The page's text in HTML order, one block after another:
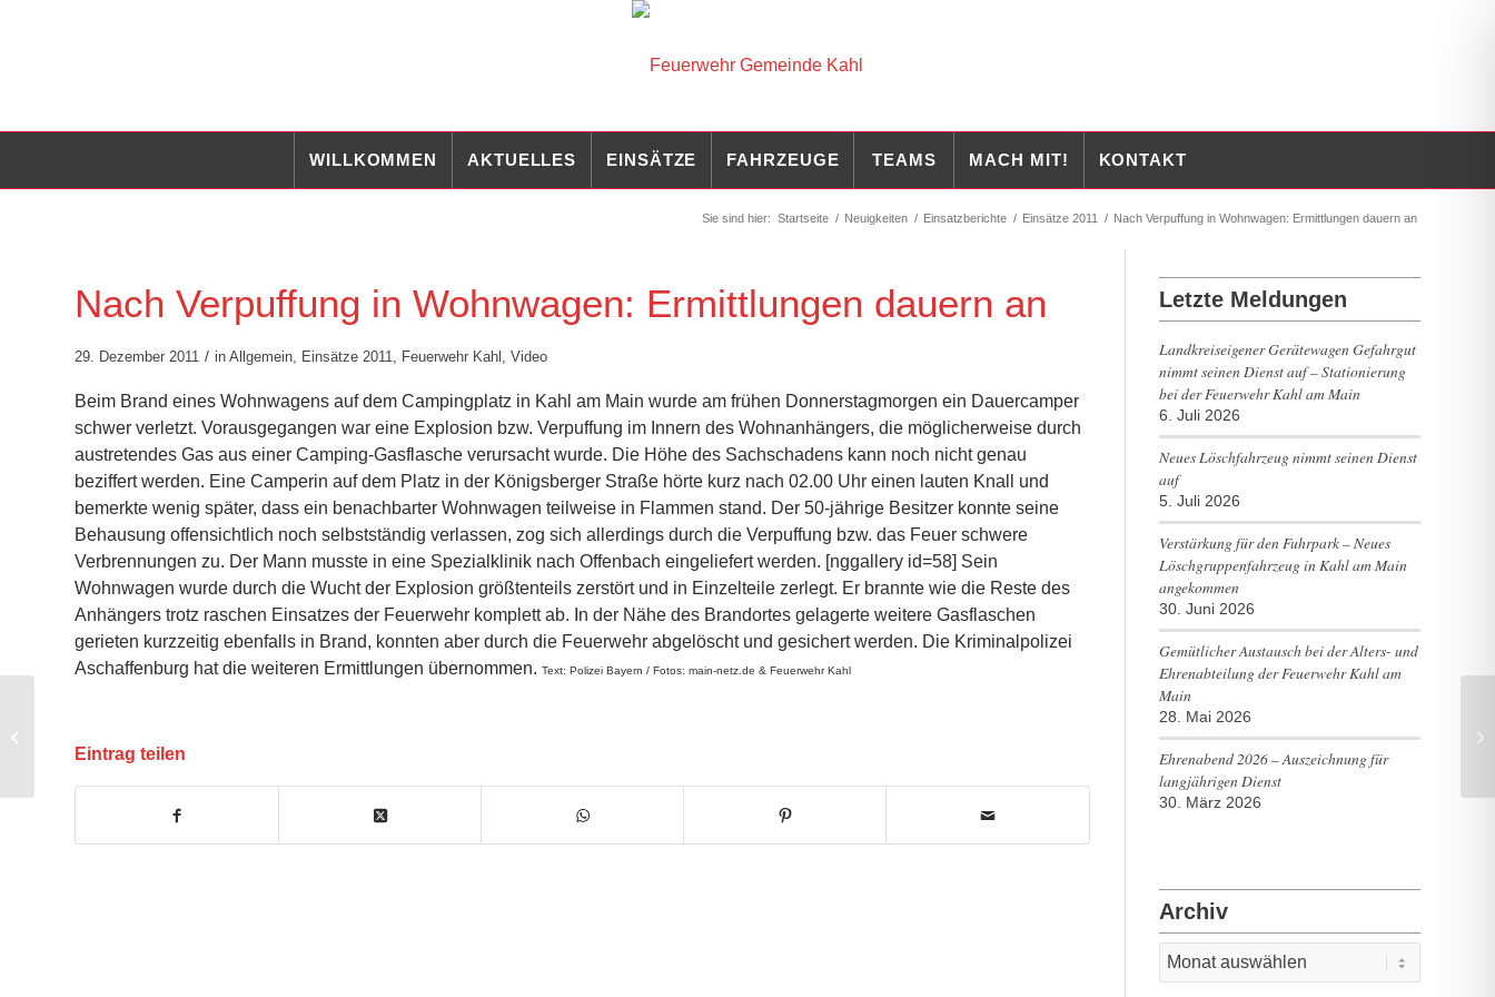
WILLKOMMEN AKTUELLES EINSÄTZE FAHRZEUGE TEAMS MACH MIT! KONTAKT
Sie sind hier: Startseite / Neuigkeiten / Einsatzberichte / Einsätze 2011 / Nach Verpuffung in Wohnwagen: Ermittlungen dauern an
Nach Verpuffung in Wohnwagen: Ermittlungen dauern an
29. Dezember 2011 / in Allgemein, Einsätze 2011, Feuerwehr Kahl , Video
Beim Brand eines Wohnwagens auf dem Campingplatz in Kahl am Main wurde am frühen Donnerstagmorgen ein Dauercamper
schwer verletzt. Vorausgegangen war eine Explosion bzw. Verpuffung im Innern des Wohnanhängers, die möglicherweise durch
austretendes Gas aus einer Camping-Gasflasche verursacht wurde. Die Höhe des Sachschadens kann noch nicht genau
beziffert werden. Eine Camperin auf dem Platz in der Königsberger Straße hörte kurz nach 02.00 Uhr einen lauten Knall und
bemerkte wenig später, dass ein benachbarter Wohnwagen teilweise in Flammen stand. Der 50-jährige Besitzer konnte seine
Behausung offensichtlich noch selbstständig verlassen, zog sich allerdings durch die Verpuffung bzw. das Feuer schwere
Verbrennungen zu. Der Mann musste in eine Spezialklinik nach Offenbach eingeliefert werden. [nggallery id=58] Sein
Wohnwagen wurde durch die Wucht der Explosion größtenteils zerstört und in Einzelteile zerlegt. Er brannte wie die Reste des
Anhängers trotz raschen Einsatzes der Feuerwehr komplett ab. In der Nähe des Brandortes gelagerte weitere Gasflaschen
gerieten kurzzeitig ebenfalls in Brand, konnten aber durch die Feuerwehr abgelöscht und gesichert werden. Die Kriminalpolizei
Aschaffenburg hat die weiteren Ermittlungen übernommen. Text: Polizei Bayern / Fotos: main-netz.de & Feuerwehr Kahl
Eintrag teilen
Letzte Meldungen
Landkreiseigener Gerätewagen Gefahrgut
nimmt seinen Dienst auf – Stationierung
bei der Feuerwehr Kahl am Main
6. Juli 2026
Neues Löschfahrzeug nimmt seinen Dienst
auf
5. Juli 2026
Verstärkung für den Fuhrpark – Neues
Löschgruppenfahrzeug in Kahl am Main
angekommen
30. Juni 2026
Gemütlicher Austausch bei der Alters- und
Ehrenabteilung der Feuerwehr Kahl am
Main
28. Mai 2026
Ehrenabend 2026 – Auszeichnung für
langjährigen Dienst
30. März 2026
Archiv
Verpuffung